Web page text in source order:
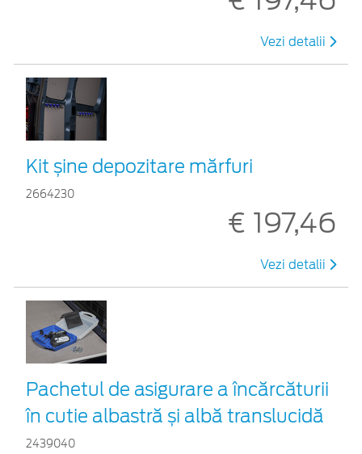
Vezi detalii
Kit șine depozitare mărfuri
2664230
€ 197,46
Vezi detalii
Pachetul de asigurare a încărcăturii
în cutie albastră și albă translucidă
2439040